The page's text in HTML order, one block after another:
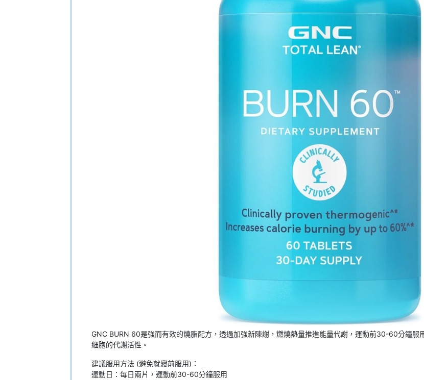
GNC BURN 60是強而有效的燒脂配方，透過加強新陳謝，燃燒熱量推進能量代謝，運動前30-60分鐘
細胞的代謝活性。
建議服用方法 (避免就寢前服用)：
運動日：每日兩片，運動前30-60分鐘服用